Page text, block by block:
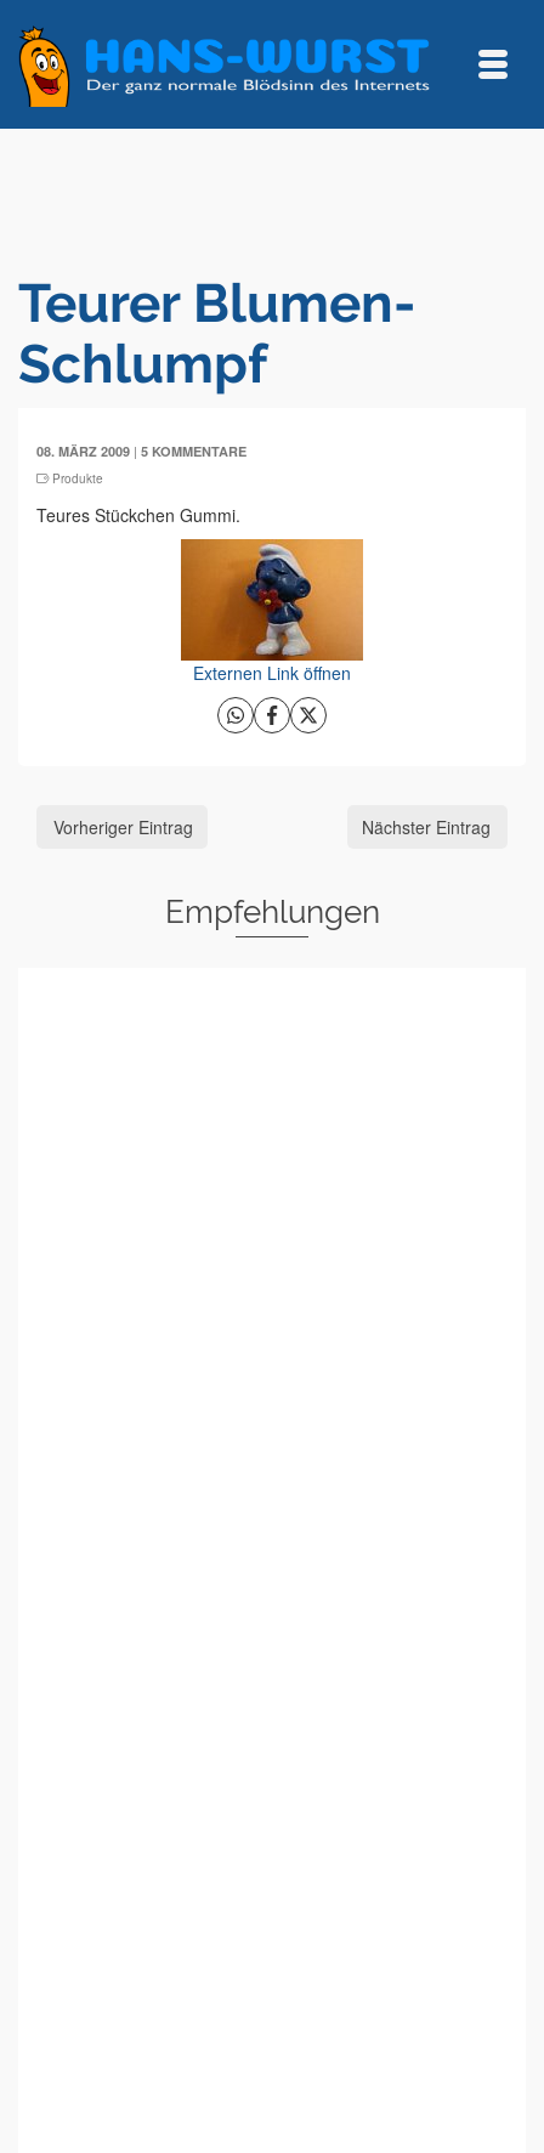
Teurer Blumen-
Schlumpf
08. MÄRZ 2009 | 5 KOMMENTARE
Produkte
Teures Stückchen Gummi.
Externen Link öffnen
Vorheriger Eintrag Nächster Eintrag
Empfehlungen